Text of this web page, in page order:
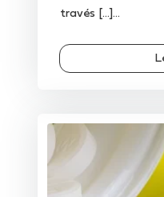
través [...]...